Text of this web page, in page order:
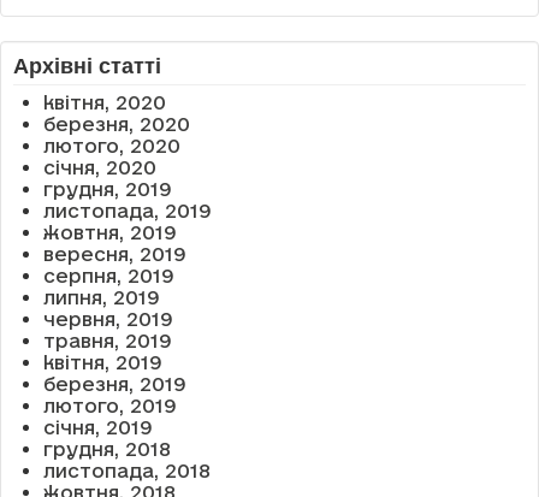
Архівні статті
квітня, 2020
березня, 2020
лютого, 2020
січня, 2020
грудня, 2019
листопада, 2019
жовтня, 2019
вересня, 2019
серпня, 2019
липня, 2019
червня, 2019
травня, 2019
квітня, 2019
березня, 2019
лютого, 2019
січня, 2019
грудня, 2018
листопада, 2018
жовтня, 2018